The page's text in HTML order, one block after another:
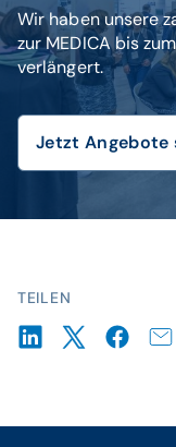
TEILEN
Wir haben unsere
zur MEDICA bis
verlängert.
Jetzt Angebote